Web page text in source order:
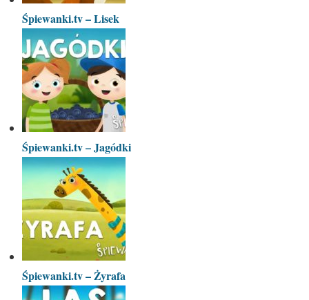
Śpiewanki.tv – Lisek
Śpiewanki.tv – Jagódki
Śpiewanki.tv – Żyrafa